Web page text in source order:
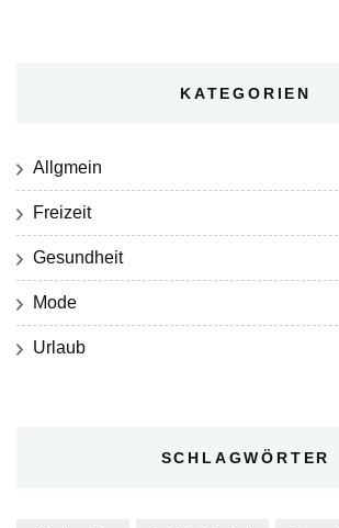
KATEGORIEN
Allgmein
Freizeit
Gesundheit
Mode
Urlaub
SCHLAGWÖRTER